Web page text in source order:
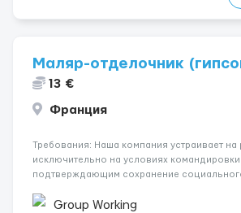
Маляр-отделочник
13 €
Франция
Требования: Наша компания устраивает на
исключительно на условиях
подтверждающим сохранение
A1 могут получить граждане стран с
Group Working